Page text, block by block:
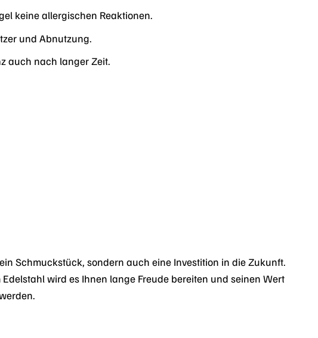
keine allergischen Reaktionen.
und Abnutzung.
auch nach langer Zeit.
Schmuckstück, sondern auch eine Investition in die Zukunft.
wird es Ihnen lange Freude bereiten und seinen Wert